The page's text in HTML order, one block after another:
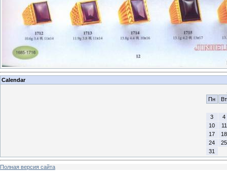
Calendar
Пн
Вт
3
4
10
11
17
18
24
25
31
Полная версия сайта